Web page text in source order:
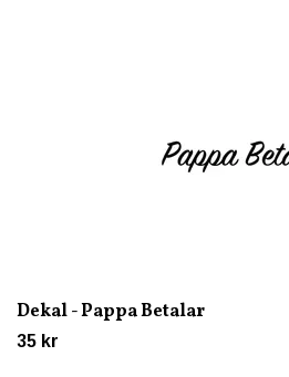
Dekal - Pappa Betalar
35 kr